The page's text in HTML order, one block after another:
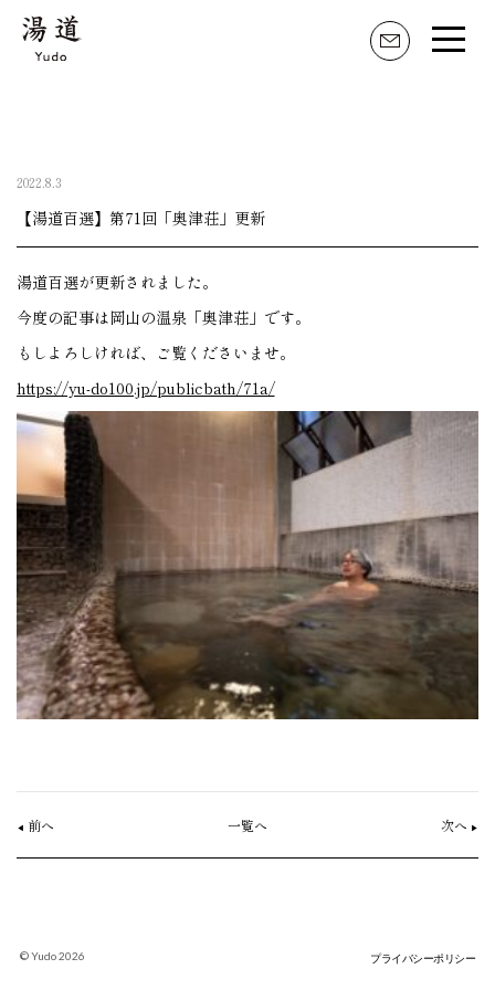
活動内容
湯道のはじめ方
湯道具・職人
湯の記 掲示板
湯道おすすめの湯屋
2022.8.3
【湯道百選】第71回「奥津荘」更新
湯道百選が更新されました。
今度の記事は岡山の温泉「奥津荘」です。
もしよろしければ、ご覧くださいませ。
https://yu-do100.jp/publicbath/71a/
◀︎ 前へ 一覧へ 次へ ▶︎
©︎ Yudo 2026 プライバシーポリシー